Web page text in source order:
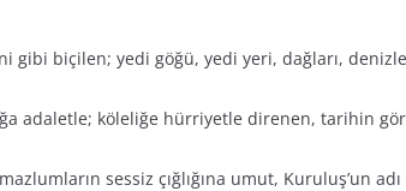
gibi biçilen; yedi göğü, yedi yeri, dağları,
adaletle; köleliğe hürriyetle direnen, tarihin
sessiz çığlığına umut, Kuruluş’un